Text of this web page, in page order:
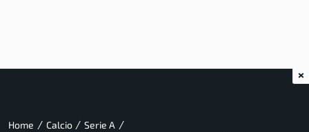
Home / Calcio / Serie A /
×